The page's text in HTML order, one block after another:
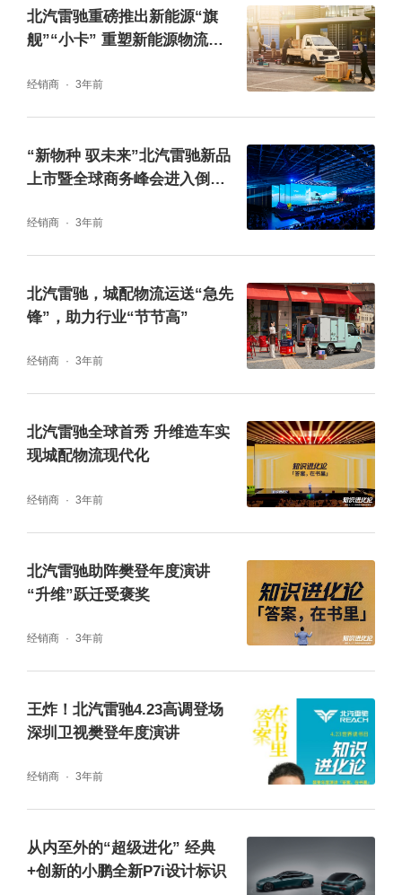
北汽雷驰创始人、董事长张剑曾在新能源ＭＩ
ＮＩ卡的下线仪式上表示，未来，中国式现代
流高效、从业者幸福、管理者放心，而新能源
ＭＩＮＩ卡的出现能够解决整个链路的核心问
题，为整个生态带来全面升级。
北汽雷驰新能源ＭＩＮＩ卡为何能成为行业领
跑者，从其发展背景可一探究竟。据了解，北
汽雷驰目前有三大靠山：世界５００强排名１
业临沂城发集团，无论是企业实力，还是品牌
底蕴，北汽雷驰不逊色任何一家车企，在新能
北汽雷驰目前正在大力布局城配物流的全场景
用车和一站式服务，打造包括新能源小卡、新
能源ＶＡＮ、新能源冷链车以及城市多功能改
装车等在内的全系产品矩阵，同时，在装载容
积、续航里程等方面继续发力。
北汽雷驰重磅推出新能源“旗
舰”“小卡” 重塑新能源物流车
经销商 3年前
“新物种 驭未来”北汽雷驰新品
上市暨全球商务峰会进入倒计
经销商 3年前
北汽雷驰，城配物流运送“急先
锋”，助力行业“节节高”
经销商 3年前
北汽雷驰全球首秀 升维造车实
现城配物流现代化
经销商 3年前
北汽雷驰助阵樊登年度演讲
“升维”跃迁受褒奖
经销商 3年前
王炸！北汽雷驰4.23高调登场
深圳卫视樊登年度演讲
经销商 3年前
从内至外的“超级进化” 经典
+创新的小鹏全新P7i设计标识